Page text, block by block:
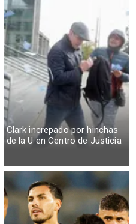
Clark increpado por hinchas
de la U en Centro de Justicia